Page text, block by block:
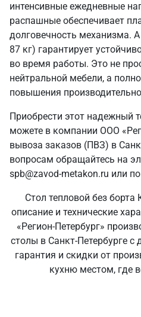
интенсивные ежедневные
распашные обеспечивает
долговечность механизма.
87 кг) гарантирует
во время работы. Это не
нейтральной мебели, а
повышения
Приобрести этот надежный
можете в компании ООО
вывоза заказов (ПВЗ) в
вопросам обращайтесь на
spb@zavod-metakon.ru или
Стол тепловой без борта
описание и технические
«Регион-Петербург»
столы в Санкт‑Петербурге с
гарантия и скидки от
кухню местом, где